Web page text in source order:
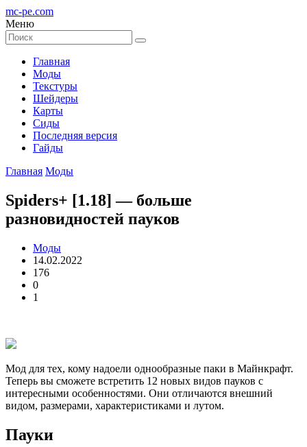
mc-pe.com
Меню
Главная
Моды
Текстуры
Шейдеры
Карты
Сиды
Последняя версия
Гайды
Главная Моды
Spiders+ [1.18] — больше
разновидностей пауков
Моды
14.02.2022
176
0
1
Мод для тех, кому надоели однообразные паки в Майнкрафт.
Теперь вы сможете встретить 12 новых видов пауков с
интересными особенностями. Они отличаются внешний
видом, размерами, характеристиками и лутом.
Пауки